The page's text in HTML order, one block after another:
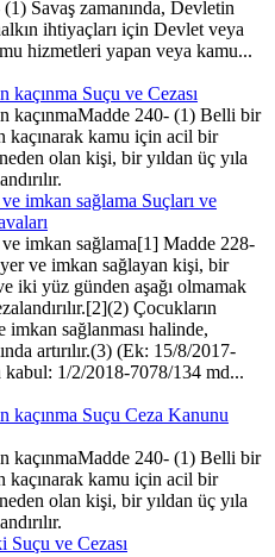
Savaş zamanında, Devletin
ihtiyaçları için Devlet veya
hizmetleri yapan veya kamu...
kaçınma Suçu ve Cezası
kaçınmaMadde 240- (1) Belli bir
kaçınarak kamu için acil bir
olan kişi, bir yıldan üç yıla
imkan sağlama Suçları ve
imkan sağlama[1] Madde 228-
ve imkan sağlayan kişi, bir
iki yüz günden aşağı olmamak
Çocukların
imkan sağlanması halinde,
artırılır.(3) (Ek: 15/8/2017-
1/2/2018-7078/134 md...
kaçınma Suçu Ceza Kanunu
kaçınmaMadde 240- (1) Belli bir
kaçınarak kamu için acil bir
olan kişi, bir yıldan üç yıla
ve Cezası